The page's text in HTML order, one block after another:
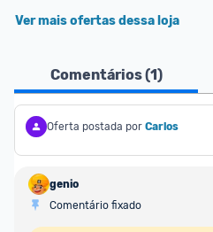
Ver mais ofertas dessa loja
Comentários (1)
Oferta postada por Carlos
genio
Comentário fixado